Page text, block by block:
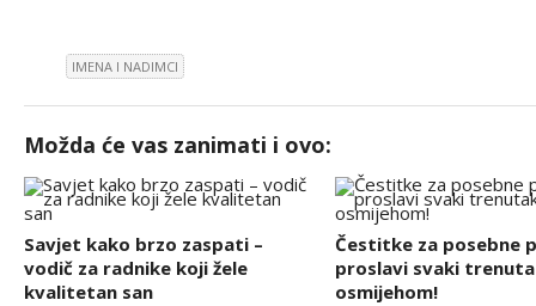
IMENA I NADIMCI
Možda će vas zanimati i ovo:
Savjet kako brzo zaspati –
vodič za radnike koji žele
kvalitetan san
Čestitke za posebne
proslavi svaki
osmijehom!